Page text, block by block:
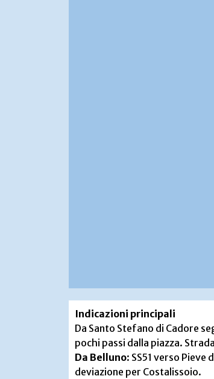
Indicazioni principali
Da Santo Stefano di Cadore
pochi passi dalla piazza.
Da Belluno: SS51 verso Pieve
deviazione per Costalissoio.